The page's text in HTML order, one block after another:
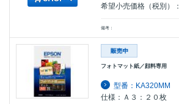
希望小売価格（税別）：
備考：
フォトマット紙／顔料専用
型番：KA320MM
仕様：Ａ３：２０枚